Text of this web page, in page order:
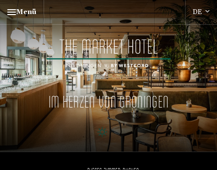
Menü
IM HERZEN VON GRONINGEN